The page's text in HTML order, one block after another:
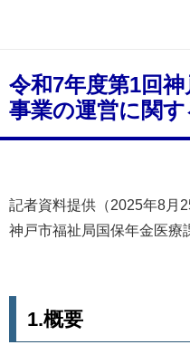
令和7年度第1回
事業の運営に関
記者資料提供（2025年8月
神戸市福祉局国保年金医療
1.概要